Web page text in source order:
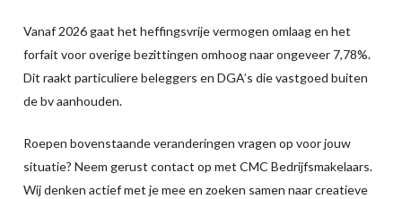
Vanaf 2026 gaat het heffingsvrije vermogen omlaag en het
forfait voor overige bezittingen omhoog naar ongeveer 7,78%.
Dit raakt particuliere beleggers en DGA’s die vastgoed buiten
de bv aanhouden.
Roepen bovenstaande veranderingen vragen op voor jouw
situatie? Neem gerust contact op met CMC Bedrijfsmakelaars.
Wij denken actief met je mee en zoeken samen naar creatieve